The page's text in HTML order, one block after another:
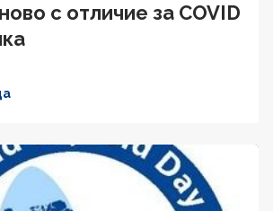
с отличие за COVID